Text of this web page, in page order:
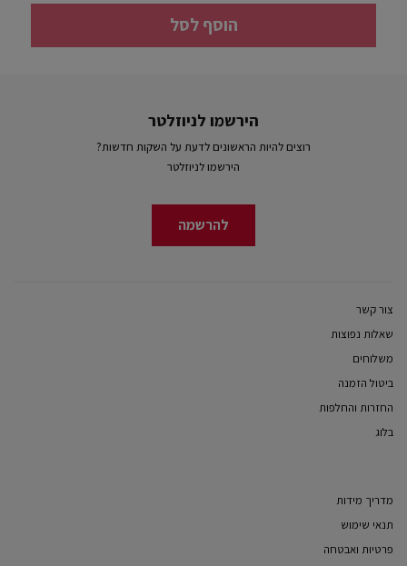
הוסף לסל
הירשמו לניוזלטר
רוצים להיות הראשונים לדעת על השקות חדשות?
הירשמו לניוזלטר
להרשמה
צור קשר
שאלות נפוצות
משלוחים
ביטול הזמנה
החזרות והחלפות
בלוג
מדריך מידות
תנאי שימוש
פרטיות ואבטחה